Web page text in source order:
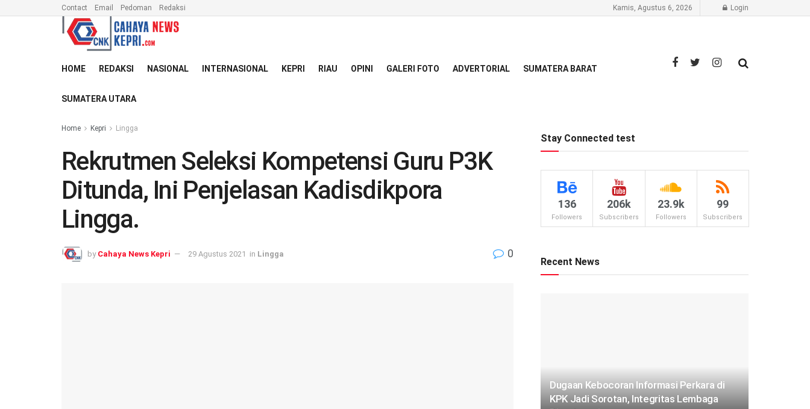
Contact Email Pedoman Redaksi Kamis, Agustus 6, 2026 Login
HOME REDAKSI NASIONAL INTERNASIONAL KEPRI RIAU OPINI GALERI FOTO ADVERTORIAL SUMATERA BARAT
SUMATERA UTARA
Home Kepri Lingga
Rekrutmen Seleksi Kompetensi Guru P3K
Ditunda, Ini Penjelasan Kadisdikpora
Lingga.
by Cahaya News Kepri 29 Agustus 2021 in Lingga 0
Stay Connected test
136
Followers
206k
Subscribers
23.9k
Followers
99
Subscribers
Recent News
Dugaan Kebocoran Informasi Perkara di
KPK Jadi Sorotan, Integritas Lembaga